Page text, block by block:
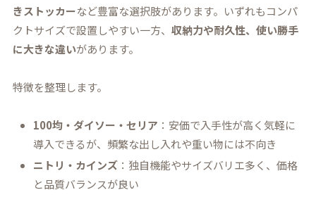
きストッカーなど豊富な選択肢があります。いずれもコンパ
クトサイズで設置しやすい一方、収納力や耐久性、使い勝手
に大きな違いがあります。
特徴を整理します。
100均・ダイソー・セリア ：安価で入手性が高く気軽に
導入できるが、頻繁な出し入れや重い物には不向き
ニトリ・カインズ ：独自機能やサイズバリエ多く、価格
と品質バランスが良い